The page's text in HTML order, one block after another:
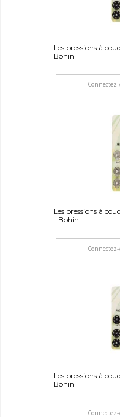
Les pressions à
Bohin
Les pressions à
- Bohin
Les pressions à
Bohin